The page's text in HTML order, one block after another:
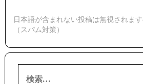
日本語が含まれない投稿は無視されます
（スパム対策）
索: